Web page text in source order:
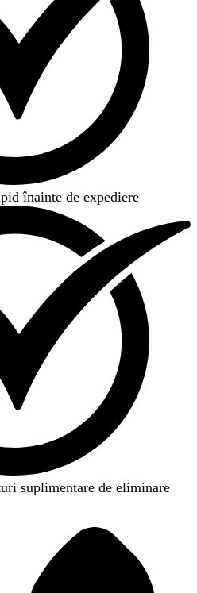
înainte de expediere
suplimentare de eliminare